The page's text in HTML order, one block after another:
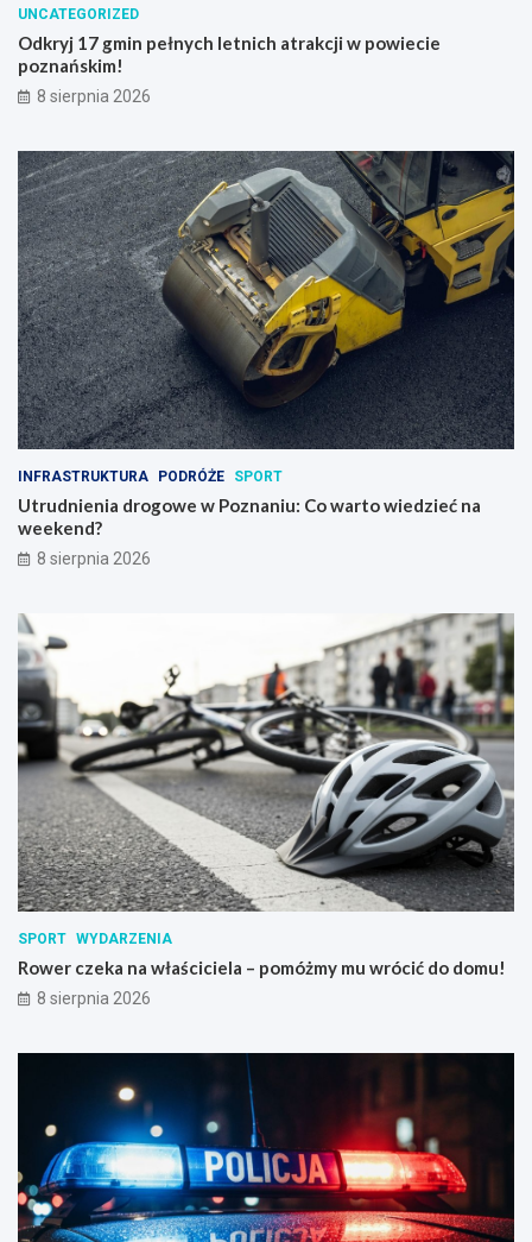
UNCATEGORIZED
Odkryj 17 gmin pełnych letnich atrakcji w powiecie
poznańskim!
8 sierpnia 2026
INFRASTRUKTURA PODRÓŻE SPORT
Utrudnienia drogowe w Poznaniu: Co warto wiedzieć na
weekend?
8 sierpnia 2026
SPORT WYDARZENIA
Rower czeka na właściciela – pomóżmy mu wrócić do domu!
8 sierpnia 2026